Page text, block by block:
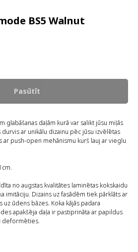
BS5 Walnut
Pasūtīt
glabāšanas daļām kurā var salikt jūsu miļās
ar unikālu dizainu pēc jūsu izvēlētas
ar push-open mehānismu kurš lauj ar vieglu
no augstas kvalitātes laminētas kokskaidu
imitāciju. Dizains uz fasādēm tiek pārklāts ar
ūdens bāzes. Koka kājās padara
apakšēja daļa ir pastiprināta ar papildus
deformēties.